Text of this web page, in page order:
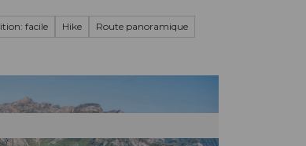
facile Hike Route panoramique